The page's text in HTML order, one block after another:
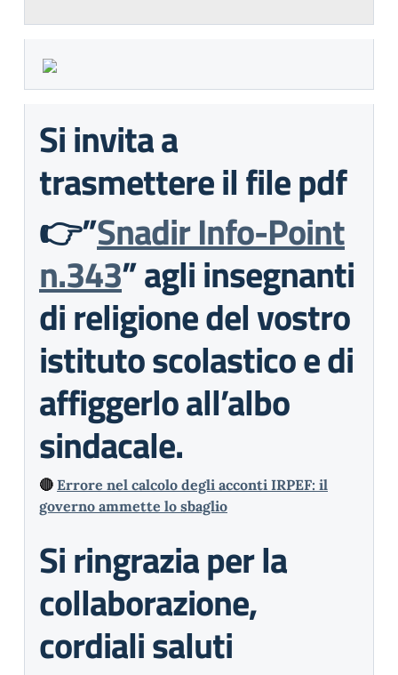
Si invita a
trasmettere il file pdf
👉”Snadir Info-Point
n.343” agli insegnanti
di religione del vostro
istituto scolastico e di
affiggerlo all’albo
sindacale.
🔴 Errore nel calcolo degli acconti IRPEF: il
governo ammette lo sbaglio
Si ringrazia per la
collaborazione,
cordiali saluti